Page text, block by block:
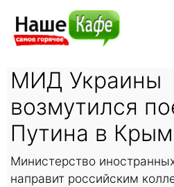
МИД Украины
возмутился
Путина в Крым
Министерство
направит российским